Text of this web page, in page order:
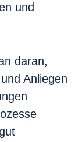
und
daran,
Anliegen